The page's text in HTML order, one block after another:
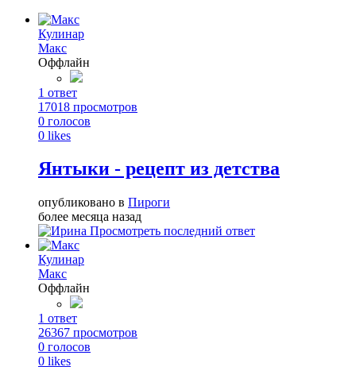
Кулинар
Макс
Оффлайн
1 ответ
17018 просмотров
0 голосов
0 likes
Янтыки - рецепт из детства
опубликовано в Пироги
более месяца назад
Просмотреть последний ответ
Кулинар
Макс
Оффлайн
1 ответ
26367 просмотров
0 голосов
0 likes